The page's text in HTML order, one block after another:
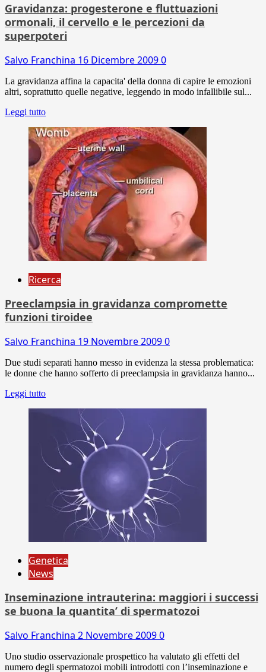
Gravidanza: progesterone e fluttuazioni
ormonali, il cervello e le percezioni da
superpoteri
Salvo Franchina 16 Dicembre 20090
La gravidanza affina la capacita' della donna di capire le emozioni
altri, soprattutto quelle negative, leggendo in modo infallibile sul...
Leggi tutto
Ricerca
Preeclampsia in gravidanza compromette
funzioni tiroidee
Salvo Franchina 19 Novembre 20090
Due studi separati hanno messo in evidenza la stessa problematica:
le donne che hanno sofferto di preeclampsia in gravidanza hanno...
Leggi tutto
Genetica
News
Inseminazione intrauterina: maggiori i successi
se buona la quantita’ di spermatozoi
Salvo Franchina 2 Novembre 20090
Uno studio osservazionale prospettico ha valutato gli effetti del
numero degli spermatozoi mobili introdotti con l’inseminazione e